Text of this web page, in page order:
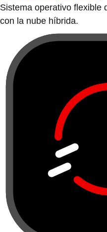
Sistema operativo flexible
con la nube híbrida.